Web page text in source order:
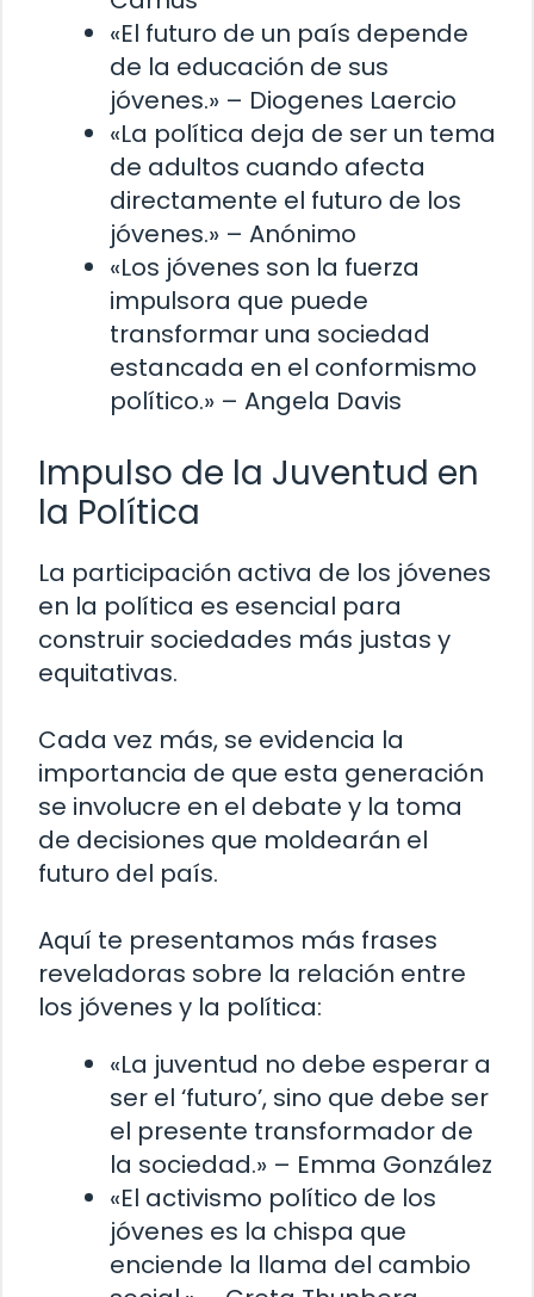
«El futuro de un país depende
de la educación de sus
jóvenes.» – Diogenes Laercio
«La política deja de ser un tema
de adultos cuando afecta
directamente el futuro de los
jóvenes.» – Anónimo
«Los jóvenes son la fuerza
impulsora que puede
transformar una sociedad
estancada en el conformismo
político.» – Angela Davis
Impulso de la Juventud en
la Política
La participación activa de los jóvenes
en la política es esencial para
construir sociedades más justas y
equitativas.
Cada vez más, se evidencia la
importancia de que esta generación
se involucre en el debate y la toma
de decisiones que moldearán el
futuro del país.
Aquí te presentamos más frases
reveladoras sobre la relación entre
los jóvenes y la política:
«La juventud no debe esperar a
ser el ‘futuro’, sino que debe ser
el presente transformador de
la sociedad.» – Emma González
«El activismo político de los
jóvenes es la chispa que
enciende la llama del cambio